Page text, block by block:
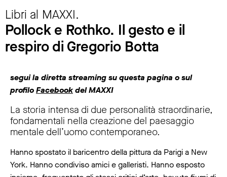
Libri al MAXXI.
Pollock e Rothko. Il gesto e il
respiro di Gregorio Botta
segui la diretta streaming su questa pagina o sul
profiloFacebookdel MAXXI
La storia intensa di due personalità straordinarie,
fondamentali nella creazione del paesaggio
mentale dell’uomo contemporaneo.
Hanno spostato il baricentro della pittura da Parigi a New
York. Hanno condiviso amici e galleristi. Hanno esposto